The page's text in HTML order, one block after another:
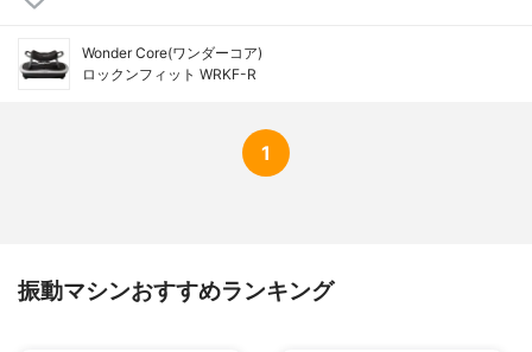
Wonder Core(ワンダーコア)
ロックンフィット WRKF-R
1
振動マシンおすすめランキング